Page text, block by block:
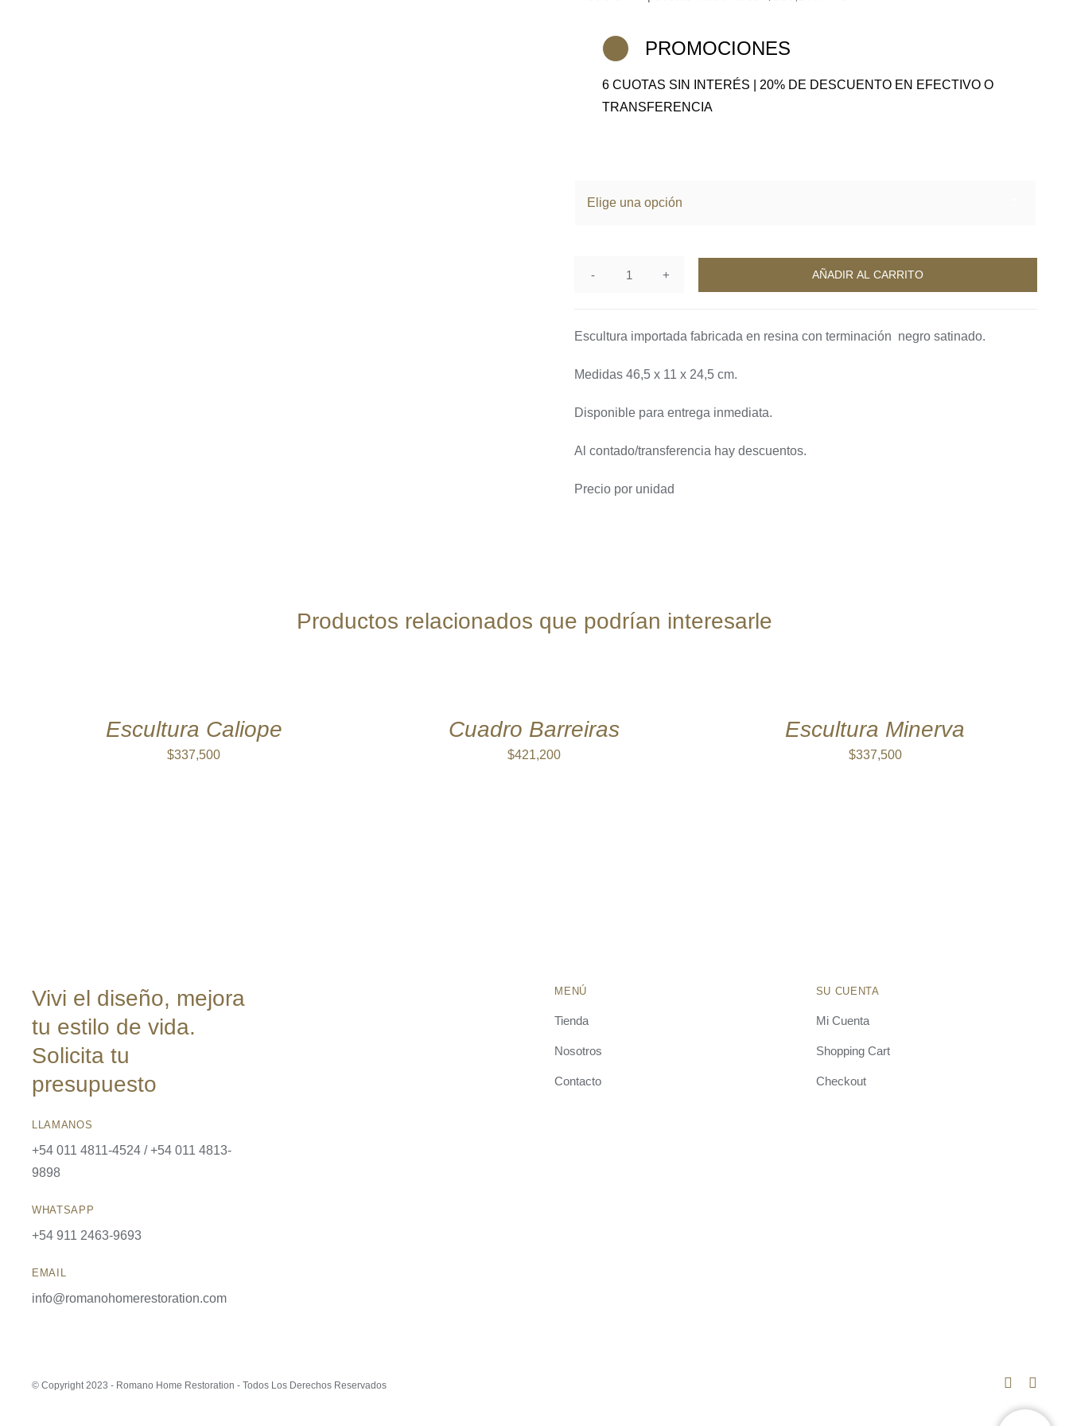
PROMOCIONES
6 CUOTAS SIN INTERÉS | 20% DE DESCUENTO EN EFECTIVO O
TRANSFERENCIA
Escultura
AÑADIR AL CARRITO
Escultura importada fabricada en resina con terminación negro satinado.
Medidas 46,5 x 11 x 24,5 cm.
Disponible para entrega inmediata.
Al contado/transferencia hay descuentos.
Precio por unidad
Productos relacionados que podrían interesarle
Escultura Caliope
$337,500
Cuadro Barreiras
$421,200
Escultura Minerva
$337,500
Vivi el diseño, mejora
tu estilo de vida.
Solicita tu
presupuesto
LLAMANOS
+54 011 4811-4524 / +54 011 4813-
9898
WHATSAPP
+54 911 2463-9693
EMAIL
info@romanohomerestoration.com
MENÚ
Tienda
Nosotros
Contacto
SU CUENTA
Mi Cuenta
Shopping Cart
Checkout
© Copyright 2023 - Romano Home Restoration - Todos Los Derechos Reservados